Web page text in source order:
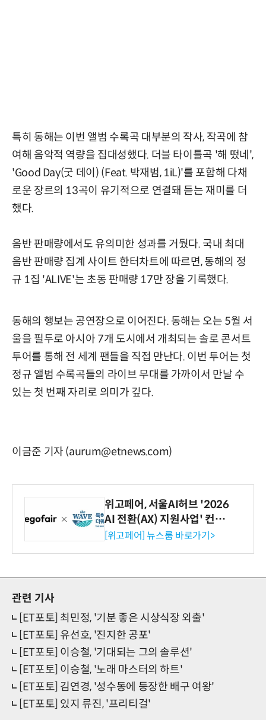
특히 동해는 이번 앨범 수록곡 대부분의 작사, 작곡에 참
여해 음악적 역량을 집대성했다. 더블 타이틀곡 '해 떴네',
'Good Day(굿 데이) (Feat. 박재범, 1iL)'를 포함해 다채
로운 장르의 13곡이 유기적으로 연결돼 듣는 재미를 더
했다.
음반 판매량에서도 유의미한 성과를 거뒀다. 국내 최대
음반 판매량 집계 사이트 한터차트에 따르면, 동해의 정
규 1집 'ALIVE'는 초동 판매량 17만 장을 기록했다.
동해의 행보는 공연장으로 이어진다. 동해는 오는 5월 서
울을 필두로 아시아 7개 도시에서 개최되는 솔로 콘서트
투어를 통해 전 세계 팬들을 직접 만난다. 이번 투어는 첫
정규 앨범 수록곡들의 라이브 무대를 가까이서 만날 수
있는 첫 번째 자리로 의미가 깊다.
이금준 기자 (aurum@etnews.com)
위고페어, 서울AI허브 '2026
AI 전환(AX) 지원사업' 컨소
시엄 선정
[위고페어] 뉴스룸 바로가기>
관련 기사
[ET포토] 최민정, '기분 좋은 시상식장 외출'
[ET포토] 유선호, '진지한 공포'
[ET포토] 이승철, '기대되는 그의 솔루션'
[ET포토] 이승철, '노래 마스터의 하트'
[ET포토] 김연경, '성수동에 등장한 배구 여왕'
[ET포토] 있지 류진, '프리티걸'